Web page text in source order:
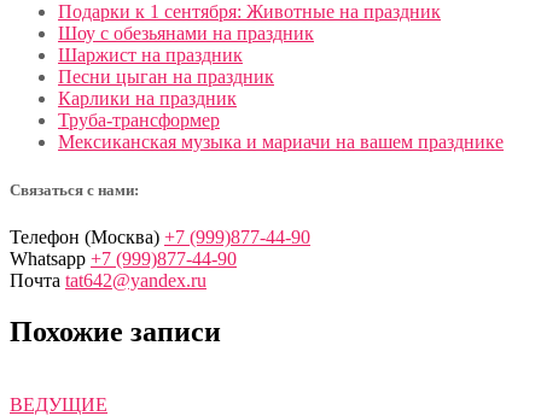
Подарки к 1 сентября: Животные на праздник
Шоу с обезьянами на праздник
Шаржист на праздник
Песни цыган на праздник
Карлики на праздник
Труба-трансформер
Мексиканская музыка и мариачи на вашем празднике
Связаться с нами:
Телефон (Москва) +7 (999)877-44-90
Whatsapp +7 (999)877-44-90
Почта tat642@yandex.ru
Похожие записи
ВЕДУЩИЕ